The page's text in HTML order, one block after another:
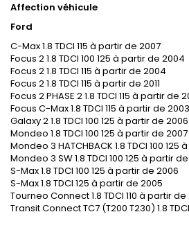
Affection véhicule
Ford
C-Max 1.8 TDCI 115 à partir de 2007
Focus 2 1.8 TDCI 100 125 à partir de 2004
Focus 2 1.8 TDCI 115 à partir de 2004
Focus 2 1.8 TDCI 115 à partir de 2011
Focus 2 PHASE 2 1.8 TDCI 115 à partir de
Focus C-Max 1.8 TDCI 115 à partir de 2003
Galaxy 2 1.8 TDCI 100 125 à partir de 2006
Mondeo 1.8 TDCI 100 125 à partir de 2007
Mondeo 3 HATCHBACK 1.8 TDCI 100 125
Mondeo 3 SW 1.8 TDCI 100 125 à partir
S-Max 1.8 TDCI 100 125 à partir de 2006
S-Max 1.8 TDCI 125 à partir de 2005
Tourneo Connect 1.8 TDCI 110 à partir de
Transit Connect TC7 (T200 T230) 1.8